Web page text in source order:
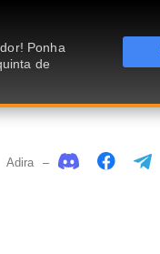
Ponha
de
Adira –